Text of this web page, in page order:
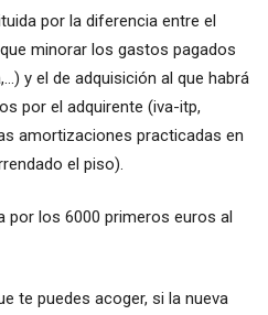
por la diferencia entre el
minorar los gastos pagados
y el de adquisición al que habrá
por el adquirente (iva-itp,
amortizaciones practicadas en
el piso).
por los 6000 primeros euros al
te puedes acoger, si la nueva